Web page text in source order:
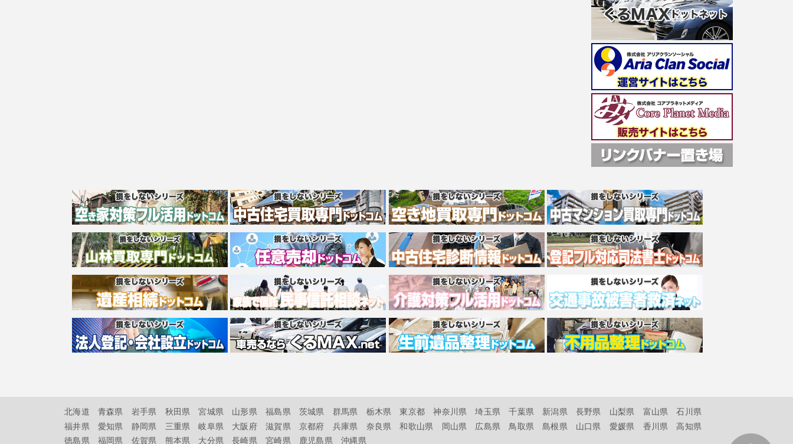
北海道 青森県 岩手県 秋田県 宮城県 山形県 福島県 茨城県 群馬県 栃木県 東京都 神奈川県 埼玉県 千葉県 新潟県 長野県 山梨県 富山県
石川県
福井県
愛知県 静岡県 三重県 岐阜県 大阪府 滋賀県 京都府 兵庫県 奈良県 和歌山県 岡山県 広島県 鳥取県 島根県 山口県 愛媛県 香川県
高知県
徳島県
福岡県 佐賀県 熊本県 大分県 長崎県 宮崎県 鹿児島県 沖縄県